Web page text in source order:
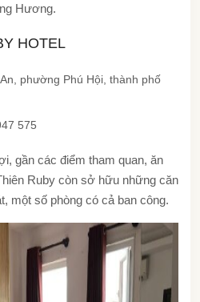
Hương.
HOTEL
phường Phú Hội, thành phố
575
gần các điểm tham quan, ăn
Ruby còn sở hữu những căn
một số phòng có cả ban công.